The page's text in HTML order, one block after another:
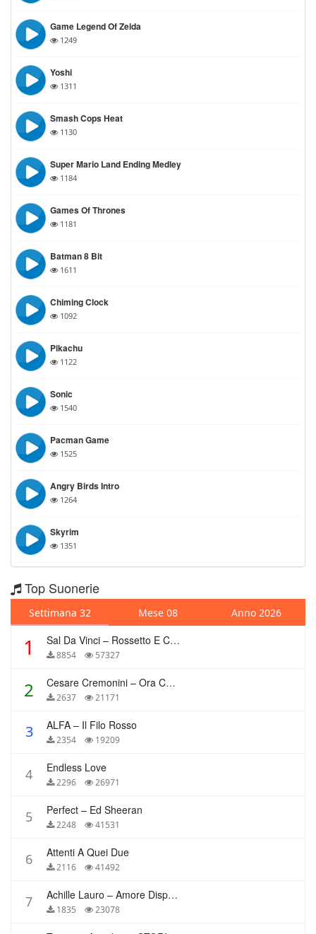
Game Legend Of Zelda
1249
Yoshi
1311
Smash Cops Heat
1130
Super Mario Land Ending Medley
1184
Games Of Thrones
1181
Batman 8 Bit
1611
Chiming Clock
1092
Pikachu
1122
Sonic
1540
Pacman Game
1525
Angry Birds Intro
1264
Skyrim
1351
Top Suonerie
Settimana 32 Mese 08 Anno 2026
1 Sal Da Vinci – Rossetto E Caffè
8854 57327
2 Cesare Cremonini – Ora Che Non Ho Più Te
2637 21171
3 ALFA – Il Filo Rosso
2354 19209
4 Endless Love
2296 26971
5 Perfect – Ed Sheeran
2248 41531
6 Attenti A Quei Due
2116 41492
7 Achille Lauro – Amore Disperato
1835 23078